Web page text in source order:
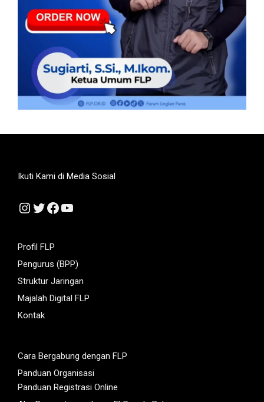
Ikuti Kami di Media Sosial
Instagram
Twitter
Facebook
YouTube
Profil FLP
Pengurus (BPP)
Struktur Jaringan
Majalah Digital FLP
Kontak
Cara Bergabung dengan FLP
Panduan Organisasi
Panduan Registrasi Online